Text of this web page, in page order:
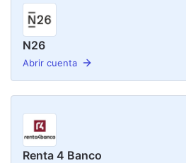
N26
Abrir cuenta
Renta 4 Banco